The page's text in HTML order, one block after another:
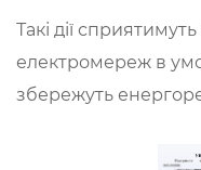
Такі дії
електромереж в
збережуть